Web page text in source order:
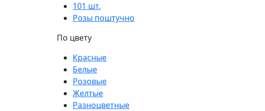
101 шт.
Розы поштучно
По цвету
Красные
Белые
Розовые
Желтые
Разноцветные